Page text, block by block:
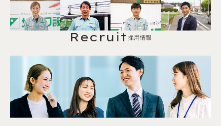
Recruit採用情報